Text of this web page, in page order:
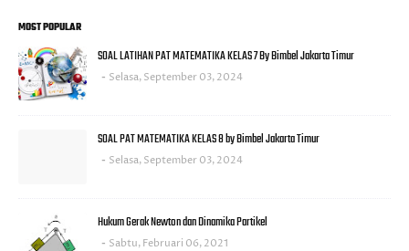
MOST POPULAR
SOAL LATIHAN PAT MATEMATIKA KELAS 7 By Bimbel Jakarta Timur
Selasa, September 03, 2024
SOAL PAT MATEMATIKA KELAS 8 by Bimbel Jakarta Timur
Selasa, September 03, 2024
Hukum Gerak Newton dan Dinamika Partikel
Sabtu, Februari 06, 2021